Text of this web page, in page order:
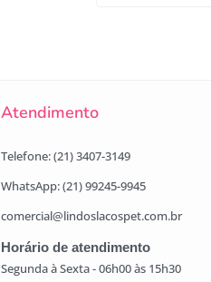
Atendimento
Telefone: (21) 3407-3149
WhatsApp: (21) 99245-9945
comercial@lindoslacospet.com.br
Horário de atendimento
Segunda à Sexta - 06h00 às 15h30